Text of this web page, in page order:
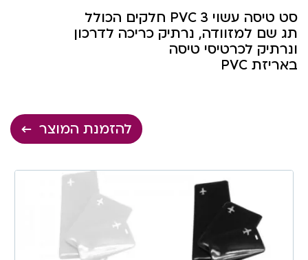
סט טיסה עשוי 3 PVC חלקים הכולל
תג שם למזוודה, נרתיק כריכה לדרכון
ונרתיק לכרטיסי טיסה
באריזת PVC
להזמנת המוצר